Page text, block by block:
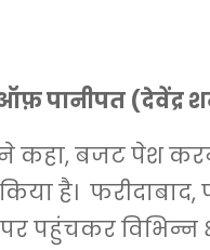
पानीपत (देवेंद्र
कहा, बजट पेश
है।
पहुंचकर विभिन्न